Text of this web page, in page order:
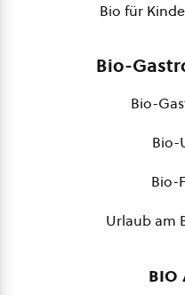
Bio für
Bio-
Bio-
Bio-
Bio-
Urlaub am
bio